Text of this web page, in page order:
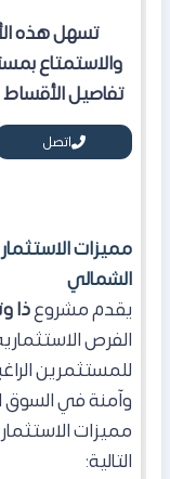
تسهل هذه
والاستمتاع
تفاصيل الأقساط يرجى
اتصل
مميزات
الشمالي
يقدم مشروعذا
الفرص
للمستثمرين
وآمنة في السوق
مميزات
التالية: